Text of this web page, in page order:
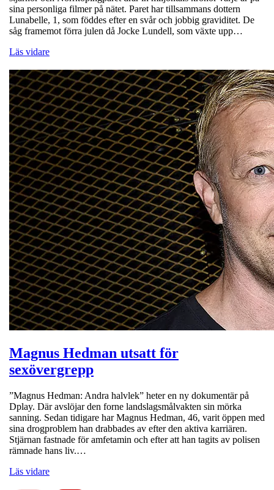
sina personliga filmer på nätet. Paret har tillsammans dottern
Lunabelle, 1, som föddes efter en svår och jobbig graviditet. De
såg framemot förra julen då Jocke Lundell, som växte upp…
Läs vidare
Magnus Hedman utsatt för
sexövergrepp
”Magnus Hedman: Andra halvlek” heter en ny dokumentär på
Dplay. Där avslöjar den forne landslagsmålvakten sin mörka
sanning. Sedan tidigare har Magnus Hedman, 46, varit öppen med
sina drogproblem han drabbades av efter den aktiva karriären.
Stjärnan fastnade för amfetamin och efter att han tagits av polisen
rämnade hans liv.…
Läs vidare